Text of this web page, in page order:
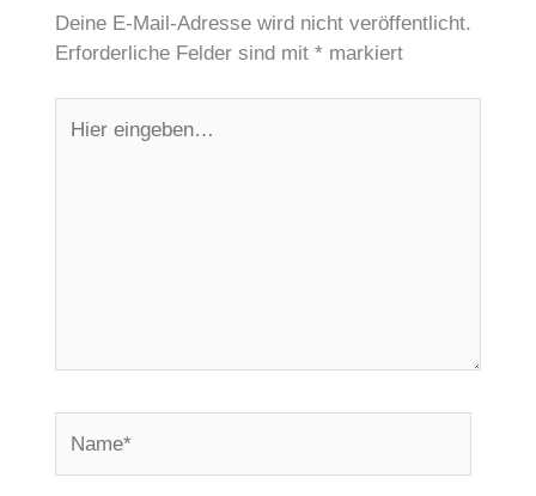
Deine E-Mail-Adresse wird nicht veröffentlicht.
Erforderliche Felder sind mit * markiert
eingeben…